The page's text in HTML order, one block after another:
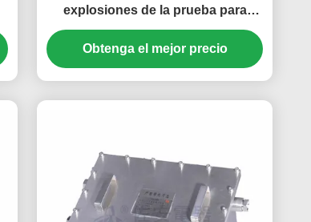
explosiones de la prueba para
NVR, DVR, convertidor de poder
Obtenga el mejor precio